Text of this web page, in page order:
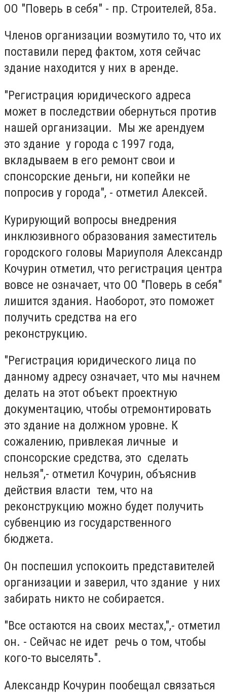
ОО "Поверь в себя" - пр. Строителей, 85а.
Членов организации возмутило то, что их
поставили перед фактом, хотя сейчас
здание находится у них в аренде.
"Регистрация юридического адреса
может в последствии обернуться против
нашей организации. Мы же арендуем
это здание у города с 1997 года,
вкладываем в его ремонт свои и
спонсорские деньги, ни копейки не
попросив у города", - отметил Алексей.
Курирующий вопросы внедрения
инклюзивного образования заместитель
городского головы Мариуполя Александр
Кочурин отметил, что регистрация центра
вовсе не означает, что ОО "Поверь в себя"
лишится здания. Наоборот, это поможет
получить средства на его
реконструкцию.
"Регистрация юридического лица по
данному адресу означает, что мы начнем
делать на этот объект проектную
документацию, чтобы отремонтировать
это здание на должном уровне. К
сожалению, привлекая личные и
спонсорские средства, это сделать
нельзя",- отметил Кочурин, объяснив
действия власти тем, что на
реконструкцию можно будет получить
субвенцию из государственного
бюджета.
Он поспешил успокоить представителей
организации и заверил, что здание у них
забирать никто не собирается.
"Все остаются на своих местах,",- отметил
он. - Сейчас не идет речь о том, чтобы
кого-то выселять".
Александр Кочурин пообещал связаться